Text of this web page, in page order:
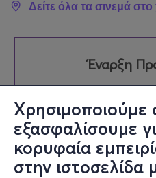
εξασφαλίσουμε
κορυφαία
στην ιστοσελίδα
Δείτε όλα τα σινεμά στο
Έναρξη